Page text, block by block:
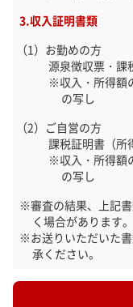
収入証明書類
お勤めの方
源泉徴収票・課
収入・所得額
の写し
ご自営の方
課税証明書（所
収入・所得額
の写し
審査の結果、上記
く場合があります。
お送りいただいた
承ください。